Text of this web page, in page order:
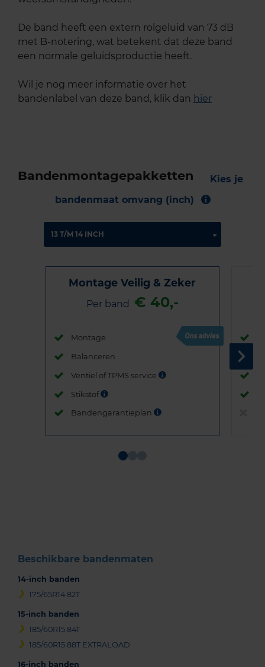
De band heeft een extern rolgeluid van 73 dB
met B-notering, wat betekent dat deze band
een normale geluidsproductie heeft.
Wil je nog meer informatie over het
bandenlabel van deze band, klik dan hier
Bandenmontagepakketten
Kies je
bandenmaat omvang (inch)
Montage Veilig & Zeker
Per band € 40,-
Montage
Balanceren
Ventiel of TPMS service
Stikstof
Bandengarantieplan
Beschikbare bandenmaten
14-inch banden
175/65R14 82T
15-inch banden
185/60R15 84T
185/60R15 88T EXTRALOAD
16-inch banden